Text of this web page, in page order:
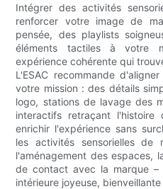
Intégrer des activités
renforcer votre image de
pensée, des playlists
éléments tactiles à votre
expérience cohérente qui
L'ESAC recommande
votre mission : des détails
logo, stations de lavage des
interactifs retraçant
enrichir l'expérience sans
les activités sensorielles de
l'aménagement des espaces,
de contact avec la marque
intérieure joyeuse,